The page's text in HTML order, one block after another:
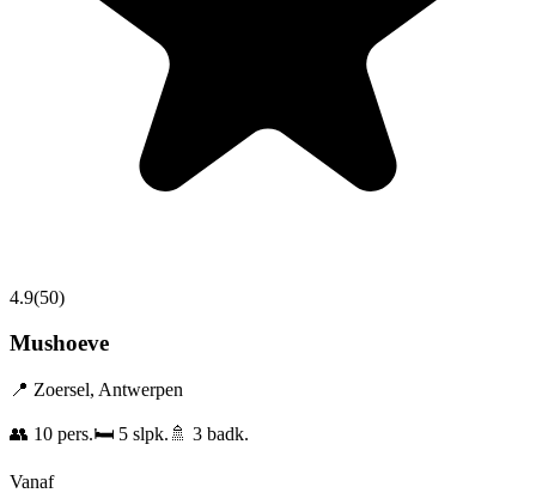
4.9(50)
Mushoeve
📍 Zoersel, Antwerpen
👥 10 pers.🛏️ 5 slpk. 🚿 3 badk.
Vanaf